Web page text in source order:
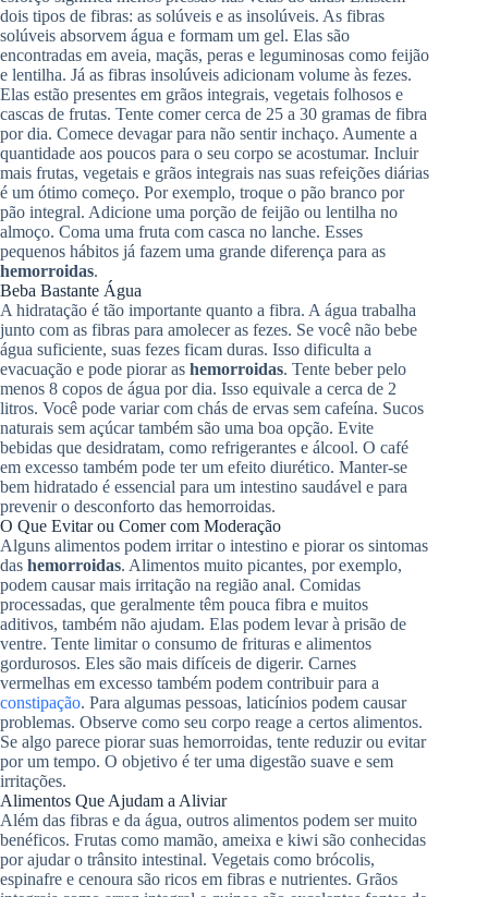
dois tipos de fibras: as solúveis e as insolúveis. As fibras
solúveis absorvem água e formam um gel. Elas são
encontradas em aveia, maçãs, peras e leguminosas como feijão
e lentilha. Já as fibras insolúveis adicionam volume às fezes.
Elas estão presentes em grãos integrais, vegetais folhosos e
cascas de frutas. Tente comer cerca de 25 a 30 gramas de fibra
por dia. Comece devagar para não sentir inchaço. Aumente a
quantidade aos poucos para o seu corpo se acostumar. Incluir
mais frutas, vegetais e grãos integrais nas suas refeições diárias
é um ótimo começo. Por exemplo, troque o pão branco por
pão integral. Adicione uma porção de feijão ou lentilha no
almoço. Coma uma fruta com casca no lanche. Esses
pequenos hábitos já fazem uma grande diferença para as
hemorroidas.
Beba Bastante Água
A hidratação é tão importante quanto a fibra. A água trabalha
junto com as fibras para amolecer as fezes. Se você não bebe
água suficiente, suas fezes ficam duras. Isso dificulta a
evacuação e pode piorar as hemorroidas. Tente beber pelo
menos 8 copos de água por dia. Isso equivale a cerca de 2
litros. Você pode variar com chás de ervas sem cafeína. Sucos
naturais sem açúcar também são uma boa opção. Evite
bebidas que desidratam, como refrigerantes e álcool. O café
em excesso também pode ter um efeito diurético. Manter-se
bem hidratado é essencial para um intestino saudável e para
prevenir o desconforto das hemorroidas.
O Que Evitar ou Comer com Moderação
Alguns alimentos podem irritar o intestino e piorar os sintomas
das hemorroidas. Alimentos muito picantes, por exemplo,
podem causar mais irritação na região anal. Comidas
processadas, que geralmente têm pouca fibra e muitos
aditivos, também não ajudam. Elas podem levar à prisão de
ventre. Tente limitar o consumo de frituras e alimentos
gordurosos. Eles são mais difíceis de digerir. Carnes
vermelhas em excesso também podem contribuir para a
constipação. Para algumas pessoas, laticínios podem causar
problemas. Observe como seu corpo reage a certos alimentos.
Se algo parece piorar suas hemorroidas, tente reduzir ou evitar
por um tempo. O objetivo é ter uma digestão suave e sem
irritações.
Alimentos Que Ajudam a Aliviar
Além das fibras e da água, outros alimentos podem ser muito
benéficos. Frutas como mamão, ameixa e kiwi são conhecidas
por ajudar o trânsito intestinal. Vegetais como brócolis,
espinafre e cenoura são ricos em fibras e nutrientes. Grãos